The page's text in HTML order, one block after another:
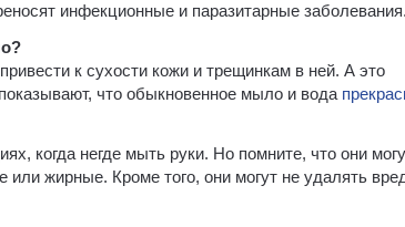
инфекционные и паразитарные
к сухости кожи и трещинкам в ней. А это
что обыкновенное мыло и вода
когда негде мыть руки. Но помните, что они
жирные. Кроме того, они могут не удалять